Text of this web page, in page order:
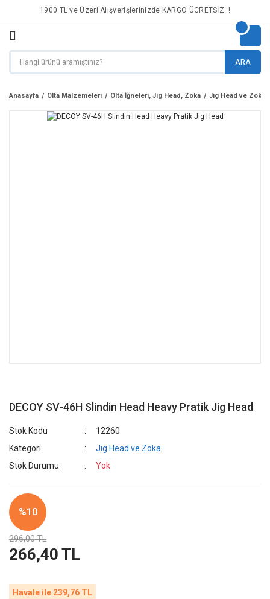
1900 TL ve Üzeri Alışverişlerinizde KARGO ÜCRETSİZ..!
ARA
Anasayfa Olta Malzemeleri Olta İğneleri, Jig Head, Zoka Jig Head ve Zoka
DECOY SV-46H Slindin Head Heavy Pratik Jig Head
Stok Kodu
12260
Kategori
Jig Head ve Zoka
Stok Durumu
Yok
%10
296,00 TL
266,40 TL
Havale ile 239,76 TL